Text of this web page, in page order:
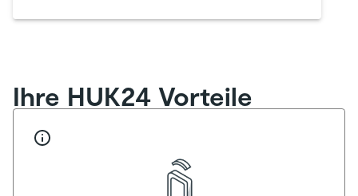
Ihre HUK24 Vorteile